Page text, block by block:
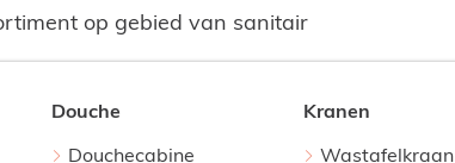
op gebied van sanitair
Douche
Douchecabine
Kranen
Wastafelkraan